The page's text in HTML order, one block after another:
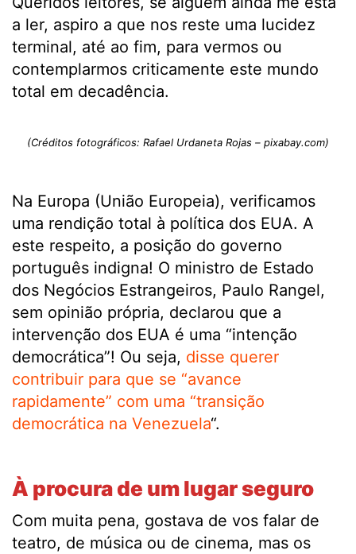
a ler, aspiro a que nos reste uma lucidez
terminal, até ao fim, para vermos ou
contemplarmos criticamente este mundo
total em decadência.
(Créditos fotográficos: Rafael Urdaneta Rojas – pixabay.com)
Na Europa (União Europeia), verificamos
uma rendição total à política dos EUA. A
este respeito, a posição do governo
português indigna! O ministro de Estado
dos Negócios Estrangeiros, Paulo Rangel,
sem opinião própria, declarou que a
intervenção dos EUA é uma “intenção
democrática”! Ou seja, disse querer
contribuir para que se “avance
rapidamente” com uma “transição
democrática na Venezuela“.
À procura de um lugar seguro
Com muita pena, gostava de vos falar de
teatro, de música ou de cinema, mas os